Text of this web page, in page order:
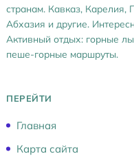
странам. Кавказ, Карелия,
Абхазия и другие.
Активный отдых: горные
пеше-горные маршруты.
ПЕРЕЙТИ
Главная
Карта сайта